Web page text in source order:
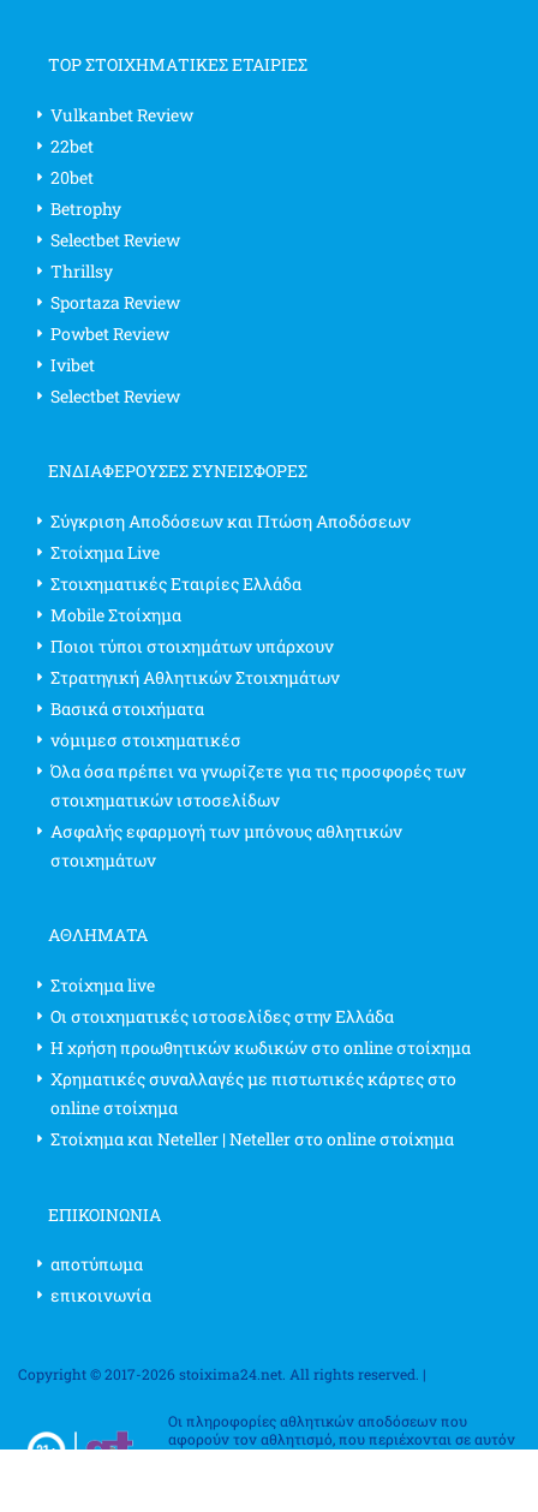
TOP ΣΤΟΙΧΗΜΑΤΙΚΕΣ ΕΤΑΙΡΙΕΣ
Vulkanbet Review
22bet
20bet
Betrophy
Selectbet Review
Thrillsy
Sportaza Review
Powbet Review
Ivibet
Selectbet Review
ΕΝΔΙΑΦΈΡΟΥΣΕΣ ΣΥΝΕΙΣΦΟΡΈΣ
Σύγκριση Αποδόσεων και Πτώση Αποδόσεων
Στοίχημα Live
Στοιχηματικές Εταιρίες Ελλάδα
Mobile Στοίχημα
Ποιοι τύποι στοιχημάτων υπάρχουν
Στρατηγική Αθλητικών Στοιχημάτων
Βασικά στοιχήματα
νόμιμεσ στοιχηματικέσ
Όλα όσα πρέπει να γνωρίζετε για τις προσφορές των
στοιχηματικών ιστοσελίδων
Ασφαλής εφαρμογή των μπόνους αθλητικών
στοιχημάτων
ΑΘΛΗΜΑΤΑ
Στοίχημα live
Οι στοιχηματικές ιστοσελίδες στην Ελλάδα
Η χρήση προωθητικών κωδικών στο online στοίχημα
Χρηματικές συναλλαγές με πιστωτικές κάρτες στο
online στοίχημα
Στοίχημα και Neteller | Neteller στο online στοίχημα
ΕΠΙΚΟΙΝΩΝΊΑ
αποτύπωμα
επικοινωνία
Copyright © 2017-2026 stoixima24.net. All rights reserved. |
Οι πληροφορίες αθλητικών αποδόσεων που
αφορούν τον αθλητισμό, που περιέχονται σε αυτόν